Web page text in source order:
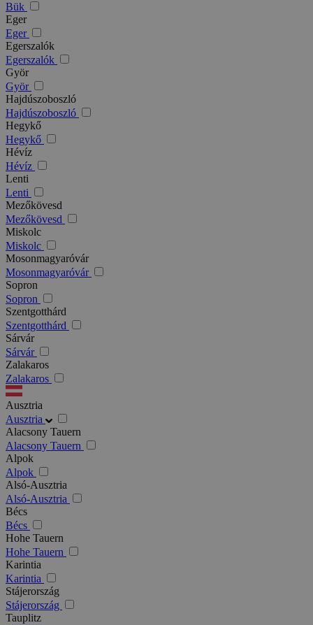
Bük
Eger
Eger
Egerszalók
Egerszalók
Györ
Györ
Hajdúszoboszló
Hajdúszoboszló
Hegykő
Hegykő
Hévíz
Hévíz
Lenti
Lenti
Mezőkövesd
Mezőkövesd
Miskolc
Miskolc
Mosonmagyaróvár
Mosonmagyaróvár
Sopron
Sopron
Szentgotthárd
Szentgotthárd
Sárvár
Sárvár
Zalakaros
Zalakaros
Ausztria
Ausztria
Alacsony Tauern
Alacsony Tauern
Alpok
Alpok
Alsó-Ausztria
Alsó-Ausztria
Bécs
Bécs
Hohe Tauern
Hohe Tauern
Karintia
Karintia
Stájerország
Stájerország
Tauplitz